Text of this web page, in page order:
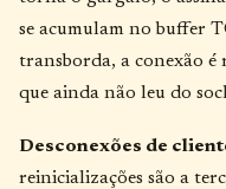
se acumulam no buffer
transborda, a conexão é
que ainda não leu do
Desconexões de
reinicializações são a